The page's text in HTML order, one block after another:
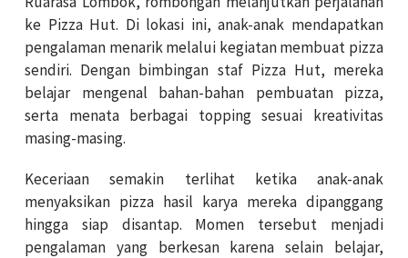
ke Pizza Hut. Di lokasi ini, anak-anak mendapatkan
pengalaman menarik melalui kegiatan membuat pizza
sendiri. Dengan bimbingan staf Pizza Hut, mereka
belajar mengenal bahan-bahan pembuatan pizza,
serta menata berbagai topping sesuai kreativitas
masing-masing.
Keceriaan semakin terlihat ketika anak-anak
menyaksikan pizza hasil karya mereka dipanggang
hingga siap disantap. Momen tersebut menjadi
pengalaman yang berkesan karena selain belajar,